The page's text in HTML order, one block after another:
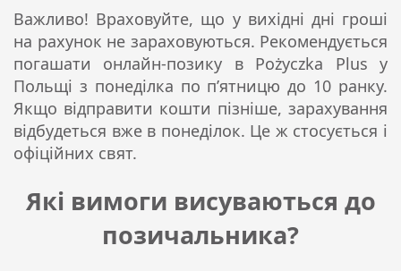
Важливо! Враховуйте, що у вихідні дні гроші
на рахунок не зараховуються. Рекомендується
погашати онлайн-позику в Pożyczka Plus у
Польщі з понеділка по п’ятницю до 10 ранку.
Якщо відправити кошти пізніше, зарахування
відбудеться вже в понеділок. Це ж стосується і
офіційних свят.
Які вимоги висуваються до
позичальника?